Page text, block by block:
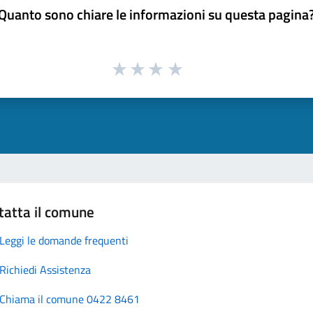
sono chiare le informazioni su questa
il comune
Leggi le domande frequenti
Richiedi Assistenza
Chiama il comune 0422 8461